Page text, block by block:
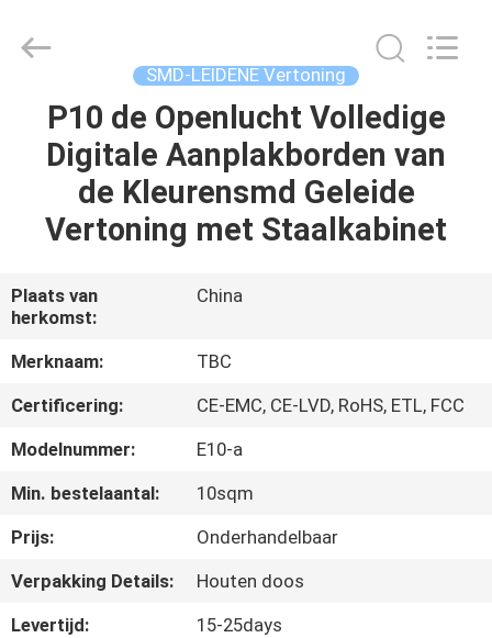
HUIS
PRODUCTEN
SHOW
ONGEVEER
ONS
KWALITEITSCONTROLE
NIEUWS
Limited.
SMD-LEIDENE Vertoning
P10 de Openlucht Volledige
Digitale Aanplakborden van
de Kleurensmd Geleide
Vertoning met Staalkabinet
Plaats van
herkomst:
China
Merknaam:
TBC
Certificering:
CE-EMC, CE-LVD, RoHS, ETL, FCC
Modelnummer:
E10-a
Min. bestelaantal:
10sqm
Prijs:
Onderhandelbaar
Verpakking Details:
Houten doos
Levertijd:
15-25days